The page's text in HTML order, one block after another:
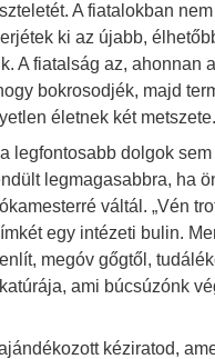
A fiatalokban
ki az újabb,
A fiatalság az,
bokrosodjék, majd
életnek két metszete.
legfontosabb dolgok
legmagasabbra, ha
váltál. „Vén
egy intézeti bulin.
megóv gőgtől,
ami búcsúzónk
kéziratod,